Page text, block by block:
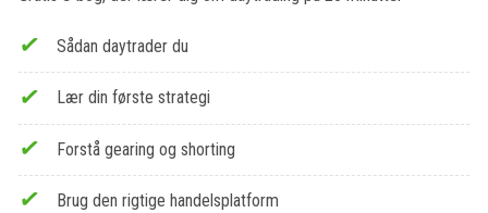
Sådan daytrader du
Lær din første strategi
Forstå gearing og shorting
Brug den rigtige handelsplatform